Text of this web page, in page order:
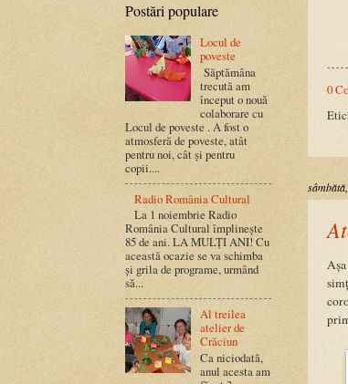
0
Postări populare
Locul de
poveste
Săptămâna
trecută am
început o nouă
colaborare cu
Locul de poveste . A fost o
atmosferă de poveste, atât
pentru noi, cât și pentru
copii....
Radio România Cultural
La 1 noiembrie Radio
România Cultural împlinește
85 de ani. LA MULȚI ANI! Cu
această ocazie se va schimba
și grila de programe, urmând
să...
Al treilea
atelier de
Crăciun
Ca niciodată,
anul acesta am